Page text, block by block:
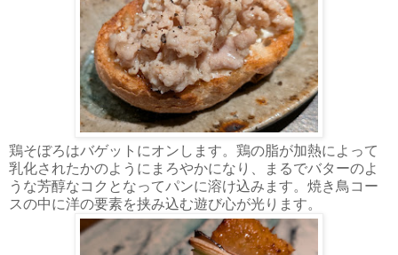
鶏そぼろはバゲットにオンします。鶏の脂が加熱によって
乳化されたかのようにまろやかになり、まるでバターのよ
うな芳醇なコクとなってパンに溶け込みます。焼き鳥コー
スの中に洋の要素を挟み込む遊び心が光ります。